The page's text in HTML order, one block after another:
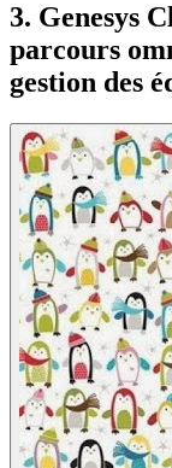
3. Genesys
parcours
gestion des